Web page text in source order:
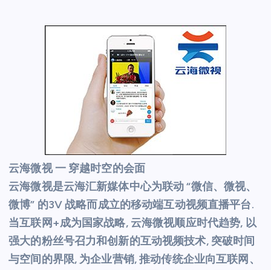
云海微视 一 穿越时空的会面
云海微视是云海汇新媒体中心为联动 “微信、微视、
微博” 的3V 战略而成立的移动端互动视频直播平台.
当互联网+成为国家战略, 云海微视顺应时代趋势, 以
强大的粉丝号召力和创新的互动视频技术, 突破时间
与空间的界限, 为企业营销, 推动传统企业向互联网、